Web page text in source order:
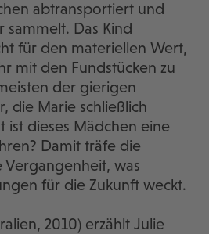
abtransportiert und
sammelt. Das Kind
für den materiellen Wert,
mit den Fundstücken zu
der gierigen
die Marie schließlich
ist dieses Mädchen eine
Damit träfe die
was
für die Zukunft weckt.
2010) erzählt Julie